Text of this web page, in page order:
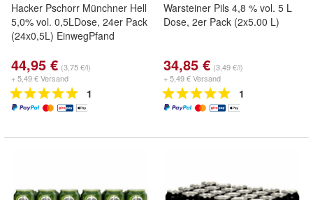
Hacker Pschorr Münchner Hell
5,0% vol. 0,5LDose, 24er Pack
(24x0,5L) EinwegPfand
44,95 € (3,75 €/l)
+ 5,49 € Versand
1
Warsteiner Pils 4,8 % vol. 5 L
Dose, 2er Pack (2x5.00 L)
34,85 € (3,49 €/l)
+ 5,49 € Versand
1